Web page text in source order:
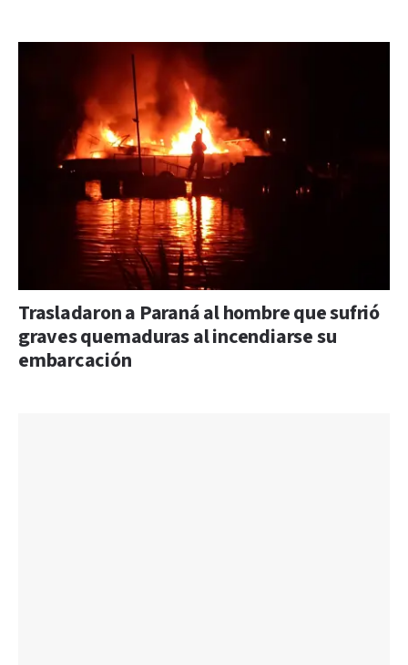
Trasladaron a Paraná al hombre que sufrió
graves quemaduras al incendiarse su
embarcación